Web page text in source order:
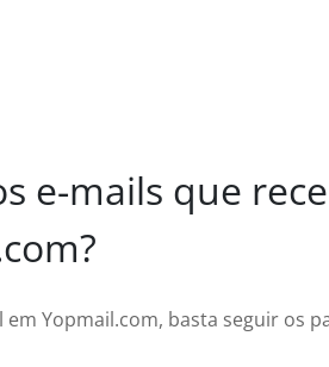
e-mails que
Yopmail.com, basta seguir os